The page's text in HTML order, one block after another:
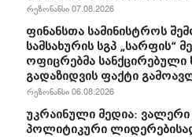
რეზონანსი 07.08.2026
ფინანსთა სამინისტროს
სამსახურის სგპ „სარფის“
ოფიცრებმა სანქცირებული
გადაზიდვის ფაქტი
რეზონანსი 06.08.2026
უკრაინული მედია: ვალერი
პოლიტიკური